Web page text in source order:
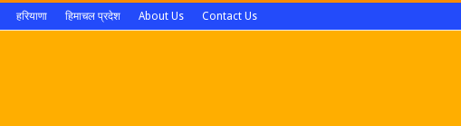
हरियाणा हिमाचल प्रदेश About Us Contact Us